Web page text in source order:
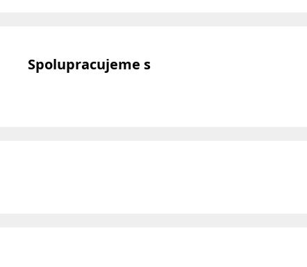
Spolupracujeme s